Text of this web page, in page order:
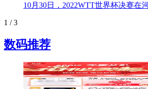
10月30日，2022WTT世界杯决赛
1 / 3
数码推荐